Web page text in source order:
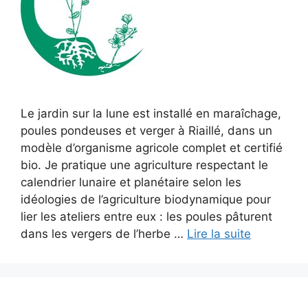
Le jardin sur la lune est installé en maraîchage,
poules pondeuses et verger à Riaillé, dans un
modèle d’organisme agricole complet et certifié
bio. Je pratique une agriculture respectant le
calendrier lunaire et planétaire selon les
idéologies de l’agriculture biodynamique pour
lier les ateliers entre eux : les poules pâturent
dans les vergers de l’herbe … Lire la suite